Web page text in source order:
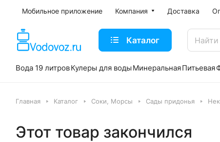
Мобильное приложение Компания Доставка
Каталог
Вода 19 литровКулеры для воды МинеральнаяПитьевая
Главная Каталог Соки, Морсы Сады придонья
Этот товар закончился